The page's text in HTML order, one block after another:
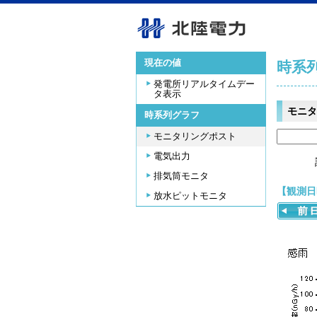
現在の値
発電所リアルタイムデー
タ表示
時系列グラフ
モニタリングポスト
電気出力
排気筒モニタ
放水ピットモニタ
時系
モニ
【観測